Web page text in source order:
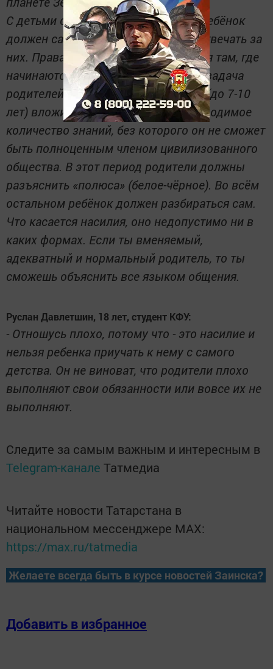
С детьми совершенно аналогично. Ребёнок
должен сам принимать решения и отвечать за
них. Права родителей заканчиваются там, где
начинаются права ребенка. Главная задача
родителей - на определённом этапе (до 7-10
лет) вложить в голову ребёнка необходимое
количество знаний, без которого он не сможет
быть полноценным членом цивилизованного
общества. В этот период родители должны
разъяснить «полюса» (белое-чёрное). Во всём
остальном ребёнок должен разбираться сам.
Что касается насилия, оно недопустимо ни в
каких формах. Если ты вменяемый,
адекватный и нормальный родитель, то ты
сможешь объяснить все языком общения.
Руслан Давлетшин, 18 лет, студент КФУ:
- Отношусь плохо, потому что - это насилие и
нельзя ребенка приучать к нему с самого
детства. Он не виноват, что родители плохо
выполняют свои обязанности или вовсе их не
выполняют.
Следите за самым важным и интересным в
Telegram-канале Татмедиа
Читайте новости Татарстана в
национальном мессенджере MАХ:
https://max.ru/tatmedia
Желаете всегда быть в курсе новостей Заинска?
Добавить в избранное